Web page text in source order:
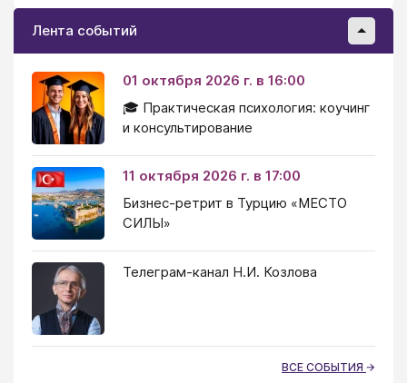
Лента событий
01 октября 2026 г. в 16:00
🎓 Практическая психология: коучинг
и консультирование
11 октября 2026 г. в 17:00
Бизнес-ретрит в Турцию «МЕСТО
СИЛЫ»
Телеграм-канал Н.И. Козлова
ВСЕ СОБЫТИЯ